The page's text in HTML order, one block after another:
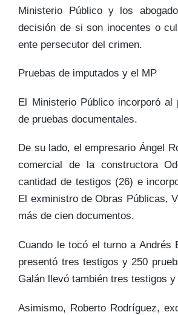
Ministerio Público y los
decisión de si son inocentes o
ente persecutor del crimen.
Pruebas de imputados y el MP
El Ministerio Público incorporó
de pruebas documentales.
De su lado, el empresario Ángel
comercial de la constructora
cantidad de testigos (26) e
El exministro de Obras Públicas,
más de cien documentos.
Cuando le tocó el turno a Andrés
presentó tres testigos y 250
Galán llevó también tres testigos
Asimismo, Roberto Rodríguez,